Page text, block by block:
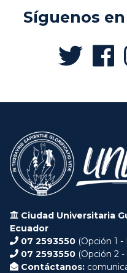
Síguenos
Ciudad Universitaria
Ecuador
07 2593550 (Opción 1
07 2593550 (Opción 2
Contáctanos: